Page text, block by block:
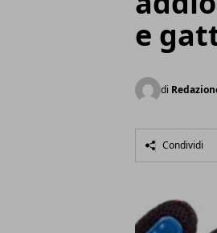
e
di
Condividi